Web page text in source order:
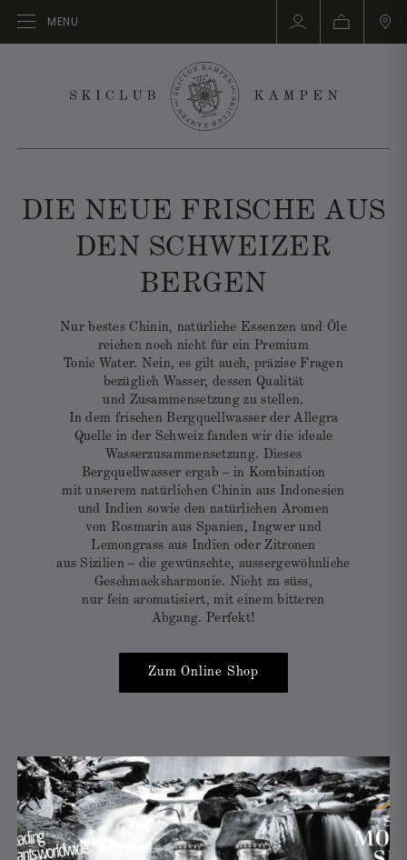
MENU
DIE NEUE FRISCHE AUS
DEN SCHWEIZER
BERGEN
Nur bestes Chinin, natürliche Essenzen und Öle
reichen noch nicht für ein Premium
Tonic Water. Nein, es gilt auch, präzise Fragen
bezüglich Wasser, dessen Qualität
und Zusammensetzung zu stellen.
In dem frischen Bergquellwasser der Allegra
Quelle in der Schweiz fanden wir die ideale
Wasserzusammensetzung. Dieses
Bergquellwasser ergab – in Kombination
mit unserem natürlichen Chinin aus Indonesien
und Indien sowie den natürlichen Aromen
von Rosmarin aus Spanien, Ingwer und
Lemongrass aus Indien oder Zitronen
aus Sizilien – die gewünschte, aussergewöhnliche
Geschmacksharmonie. Nicht zu süss,
nur fein aromatisiert, mit einem bitteren
Abgang. Perfekt!
Zum Online Shop